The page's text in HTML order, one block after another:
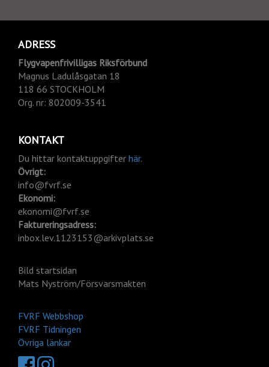
ADRESS
Flygvapenfrivilligas Riksförbund
Magnus Ladulåsgatan 18
118 66 STOCKHOLM
Org. nr: 802009-3541
KONTAKT
Du hittar kontaktuppgifter här.
Övrigt:
info@fvrf.se
Ekonomi:
ekonomi@fvrf.se
Faktureringsadress:
inbox.lev.1123153@arkivplats.se
Bild startsidan
Mats Nyström/Försvarsmakten
FVRF Webbshop
FVRF Tidningen
Övriga länkar